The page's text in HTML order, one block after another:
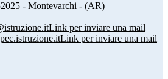
- Montevarchi - (AR)
Link per inviare una mail
Link per inviare una mail